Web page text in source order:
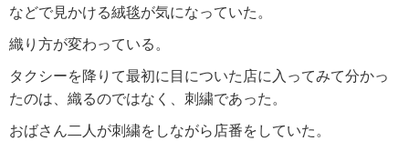
などで見かける絨毯が気になっていた。
織り方が変わっている。
タクシーを降りて最初に目についた店に入ってみて分かっ
たのは、織るのではなく、刺繍であった。
おばさん二人が刺繍をしながら店番をしていた。